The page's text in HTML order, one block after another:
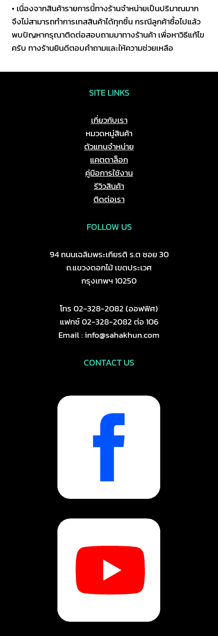
• เนื่องจากสินค้ารายการนี้ทางร้านจำหน่ายเป็นปริมาณมาก
จึงไม่สามารถทำการเทสสินค้าได้ทุกชิ้น กรณีลูกค้าซื้อไปแล้ว
พบปัญหากรุณาติดต่อสอบถามมาทางร้านค้า เพื่อหาวิธีแก้ไข
ครับ ทางร้านยินดีตอบคำถามและให้ความช่วยเหลือ
SITE LINKS
เกี่ยวกับเรา
หมวดหมู่สินค้า
ตัวแทนจำหน่าย
แคตตาล็อก
คู่มือการใช้งาน
รีวิวสินค้า
ติดต่อเรา
FOLLOW US
94 ถนนเฉลิมพระเกียรติ ร.ต ซอย 30
ถ.แขวงดอกไม้ เขตประเวศ
กรุงเทพฯ 10250
โทร 02-328-2082 (ออฟฟิศ)
แฟกซ์ 02-328-2082 ต่อ 106
Email : info@sahakhun.com
CONTACT US